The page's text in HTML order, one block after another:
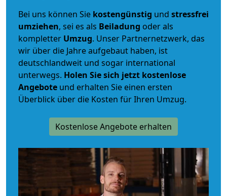
Bei uns können Sie kostengünstig und stressfrei
umziehen, sei es als Beiladung oder als
kompletter Umzug. Unser Partnernetzwerk, das
wir über die Jahre aufgebaut haben, ist
deutschlandweit und sogar international
unterwegs. Holen Sie sich jetzt kostenlose
Angebote und erhalten Sie einen ersten
Überblick über die Kosten für Ihren Umzug.
Kostenlose Angebote erhalten